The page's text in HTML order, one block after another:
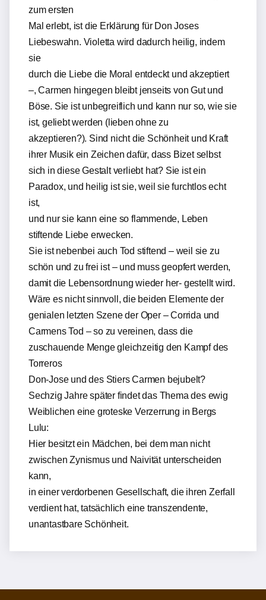
zum ersten
Mal erlebt, ist die Erklärung für Don Joses
Liebeswahn. Violetta wird dadurch heilig, indem
sie
durch die Liebe die Moral entdeckt und akzeptiert
–, Carmen hingegen bleibt jenseits von Gut und
Böse. Sie ist unbegreiflich und kann nur so, wie sie
ist, geliebt werden (lieben ohne zu
akzeptieren?). Sind nicht die Schönheit und Kraft
ihrer Musik ein Zeichen dafür, dass Bizet selbst
sich in diese Gestalt verliebt hat? Sie ist ein
Paradox, und heilig ist sie, weil sie furchtlos echt
ist,
und nur sie kann eine so flammende, Leben
stiftende Liebe erwecken.
Sie ist nebenbei auch Tod stiftend – weil sie zu
schön und zu frei ist – und muss geopfert werden,
damit die Lebensordnung wieder her- gestellt wird.
Wäre es nicht sinnvoll, die beiden Elemente der
genialen letzten Szene der Oper – Corrida und
Carmens Tod – so zu vereinen, dass die
zuschauende Menge gleichzeitig den Kampf des
Torreros
Don-Jose und des Stiers Carmen bejubelt?
Sechzig Jahre später findet das Thema des ewig
Weiblichen eine groteske Verzerrung in Bergs
Lulu:
Hier besitzt ein Mädchen, bei dem man nicht
zwischen Zynismus und Naivität unterscheiden
kann,
in einer verdorbenen Gesellschaft, die ihren Zerfall
verdient hat, tatsächlich eine transzendente,
unantastbare Schönheit.